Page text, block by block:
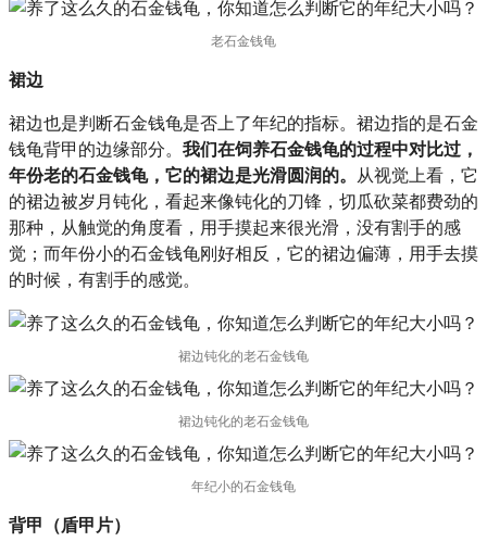
老石金钱龟
裙边
裙边也是判断石金钱龟是否上了年纪的指标。裙边指的是石金
钱龟背甲的边缘部分。 我们在饲养石金钱龟的过程中对比过，
年份老的石金钱龟，它的裙边是光滑圆润的。 从视觉上看，它
的裙边被岁月钝化，看起来像钝化的刀锋，切瓜砍菜都费劲的
那种，从触觉的角度看，用手摸起来很光滑，没有割手的感
觉；而年份小的石金钱龟刚好相反，它的裙边偏薄，用手去摸
的时候，有割手的感觉。
裙边钝化的老石金钱龟
裙边钝化的老石金钱龟
年纪小的石金钱龟
背甲（盾甲片）